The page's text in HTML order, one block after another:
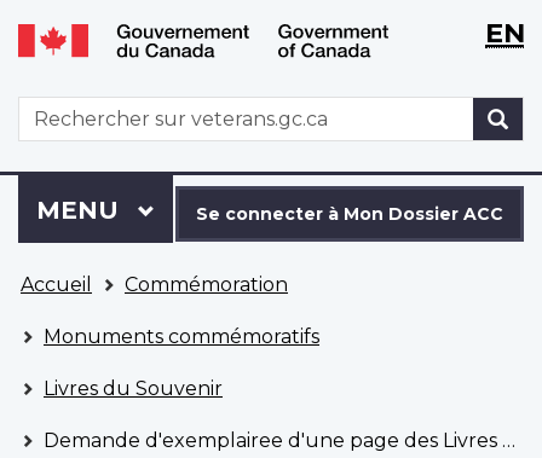
Aller
au
principal
Passer
à
version
HTML
simplifiée
WxT
WxTEN
WxT
Search
form
connecter
à
Dossier
ACC
Se connecter à Mon Dossier ACC
Menu
MENU PRINCIPAL
êtes
ici
Accueil Commémoration
Monuments commémoratifs
Livres du Souvenir
Demande d'exemplairee d'une page des Livres du Souvenir